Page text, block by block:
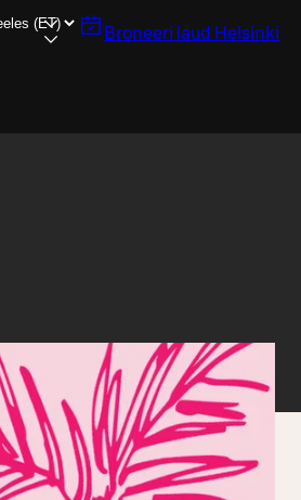
Broneeri laud Helsinki